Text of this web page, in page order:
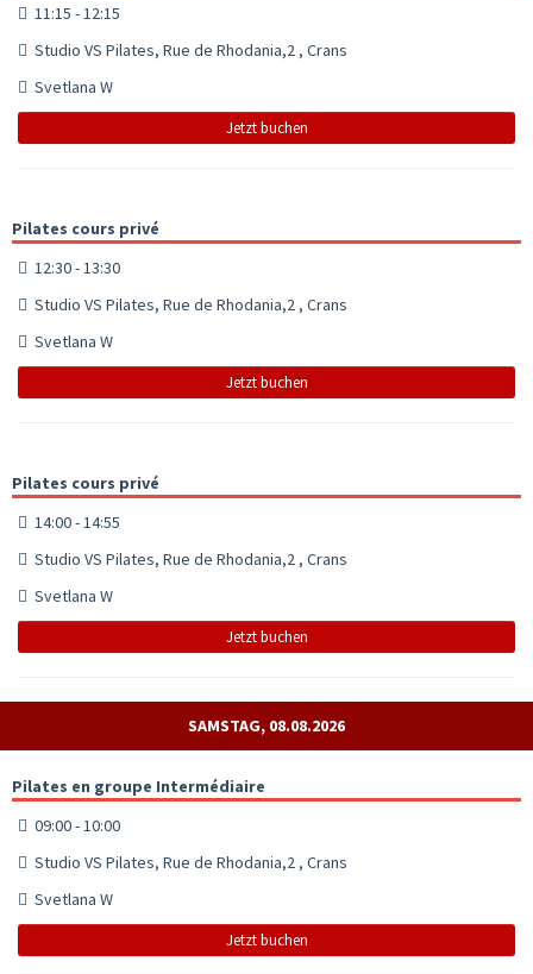
11:15 - 12:15
Studio VS Pilates, Rue de Rhodania,2 , Crans
Svetlana W
Jetzt buchen
Pilates cours privé
12:30 - 13:30
Studio VS Pilates, Rue de Rhodania,2 , Crans
Svetlana W
Jetzt buchen
Pilates cours privé
14:00 - 14:55
Studio VS Pilates, Rue de Rhodania,2 , Crans
Svetlana W
Jetzt buchen
SAMSTAG, 08.08.2026
Pilates en groupe Intermédiaire
09:00 - 10:00
Studio VS Pilates, Rue de Rhodania,2 , Crans
Svetlana W
Jetzt buchen